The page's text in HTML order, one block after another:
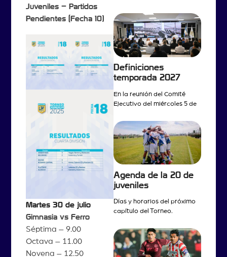
Juveniles – Partidos
Pendientes (Fecha 10)
Martes 30 de julio
Gimnasia vs Ferro
Séptima – 9.00
Octava – 11.00
Novena – 12.50
Definiciones
temporada 2027
En la reunión del Comité
Ejecutivo del miércoles 5 de
Agenda de la 20 de
juveniles
Días y horarios del próximo
capítulo del Torneo.